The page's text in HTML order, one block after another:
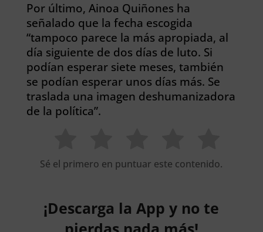
Por último, Ainoa Quiñones ha
señalado que la fecha escogida
“tampoco parece la más apropiada, al
día siguiente de dos días de luto. Si
podían esperar siete meses, también
se podían esperar unos días más. Se
traslada una imagen deshumanizadora
de la política”.
Sé el primero en puntuar este contenido.
¡Descarga la App y no te